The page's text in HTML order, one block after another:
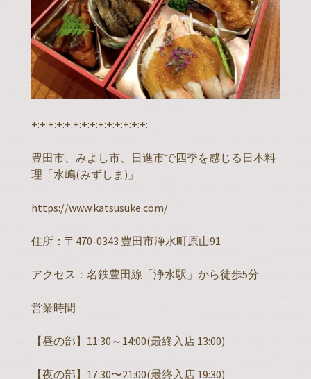
+:+:+:+:+:+:+:+:+:+:+:+:+:+:
豊田市、みよし市、日進市で四季を感じる日本料
理「水嶋(みずしま)」
https://www.katsusuke.com/
住所：〒470-0343 豊田市浄水町原山91
アクセス：名鉄豊田線「浄水駅」から徒歩5分
営業時間
【昼の部】11:30～14:00(最終入店 13:00)
【夜の部】17:30〜21:00(最終入店 19:30)